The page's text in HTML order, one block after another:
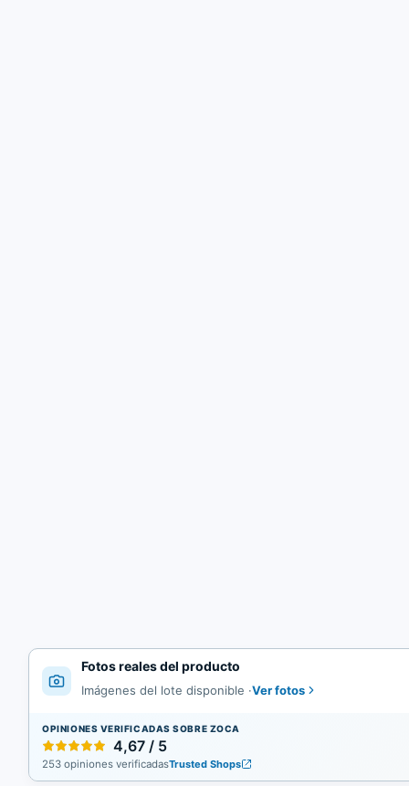
Fotos reales del producto
Imágenes del lote disponible ·Ver fotos
OPINIONES VERIFICADAS SOBRE ZOCA
4,67 / 5
253 opiniones verificadasTrusted Shops